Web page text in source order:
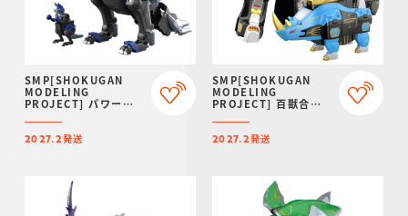
SMP[SHOKUGAN
MODELING
PROJECT] パワーア
トラ ガオワラビー【プ
レミアムバンダイ限
2027.2発送
SMP[SHOKUGAN
MODELING
PROJECT] 百獣合体
ノス＆ガオマジロ【再
販：2027年2月発送】
2027.2発送